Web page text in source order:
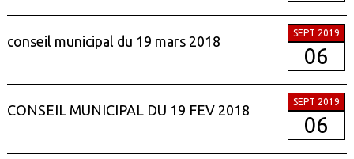
conseil municipal du 19 mars 2018
SEPT 2019
06
CONSEIL MUNICIPAL DU 19 FEV 2018
SEPT 2019
06